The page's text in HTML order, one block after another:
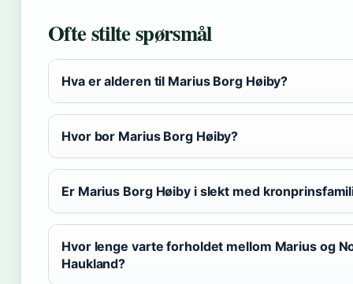
Ofte stilte spørsmål
Hva er alderen til Marius Borg Høiby?
Hvor bor Marius Borg Høiby?
Er Marius Borg Høiby i slekt med
Hvor lenge varte forholdet mellom Marius og
Haukland?